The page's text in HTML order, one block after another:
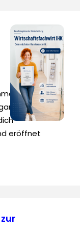
eröffnet